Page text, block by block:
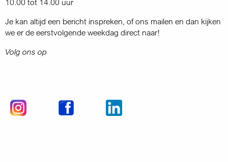
Je kan altijd een bericht inspreken, of ons mailen en dan kijken
we er de eerstvolgende weekdag direct naar!
Volg ons op